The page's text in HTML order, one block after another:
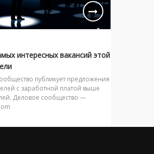
интересных вакансий этой
публикует предложения
с заработной платой выше
Деловое сообщество —